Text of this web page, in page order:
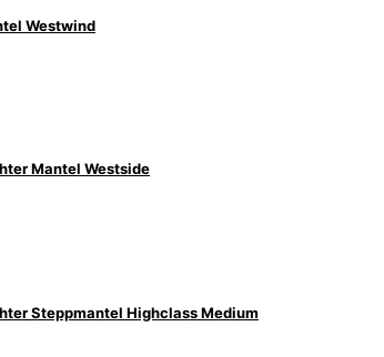
Westwind
Mantel Westside
Steppmantel Highclass Medium